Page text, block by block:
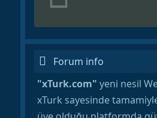
Forum info
"xTurk.com" yeni nesil
xTurk sayesinde